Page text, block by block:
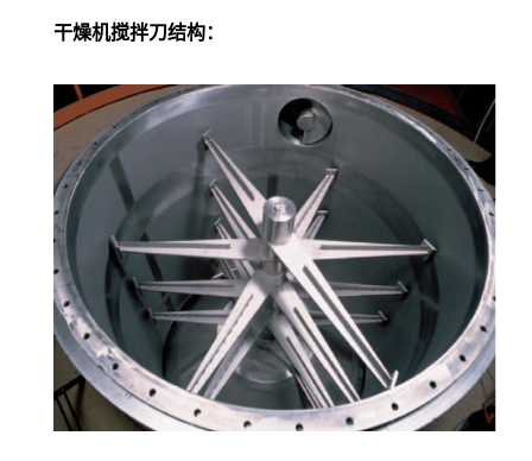
干燥机搅拌刀结构：